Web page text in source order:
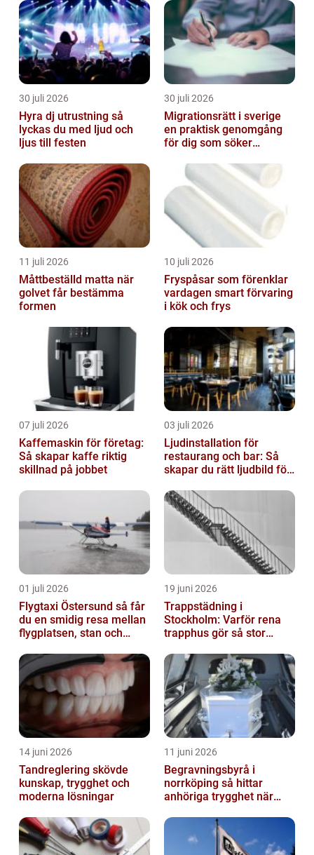
30 juli 2026
Hyra dj utrustning så
lyckas du med ljud och
ljus till festen
30 juli 2026
Migrationsrätt i sverige
en praktisk genomgång
för dig som söker
11 juli 2026
Måttbeställd matta när
golvet får bestämma
formen
10 juli 2026
Fryspåsar som förenklar
vardagen smart förvaring
i kök och frys
07 juli 2026
Kaffemaskin för företag:
Så skapar kaffe riktig
skillnad på jobbet
03 juli 2026
Ljudinstallation för
restaurang och bar: Så
skapar du rätt ljudbild för
01 juli 2026
Flygtaxi Östersund så får
du en smidig resa mellan
flygplatsen, stan och
19 juni 2026
Trappstädning i
Stockholm: Varför rena
trapphus gör så stor
14 juni 2026
Tandreglering skövde
kunskap, trygghet och
moderna lösningar
11 juni 2026
Begravningsbyrå i
norrköping så hittar
anhöriga trygghet när